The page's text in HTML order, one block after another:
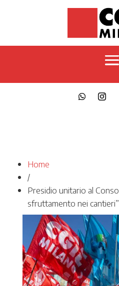
Home
/
Presidio unitario al
sfruttamento nei cantieri”